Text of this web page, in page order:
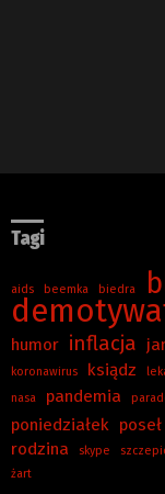
Tagi
aids beemka biedra
humor inflacja
koronawirus ksiądz
nasa pandemia
poniedziałek poseł
rodzina skype
żart